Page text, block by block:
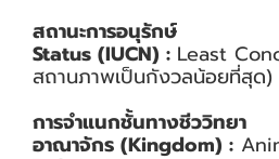
สถานะการอนุรักษ์
Status (IUCN) : Least
สถานภาพเป็นกังวลน้อยที่สุด)
การจำแนกชั้นทางชีววิทยา
อาณาจักร (Kingdom) :